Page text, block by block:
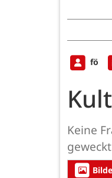
fö
Keine